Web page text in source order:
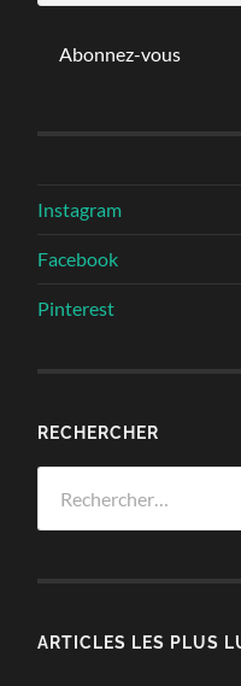
Abonnez-vous
Instagram
Facebook
Pinterest
RECHERCHER
ARTICLES LES PLUS